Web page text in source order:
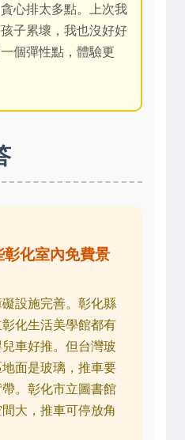
心排太多點。上次我
子累壞，我也沒好好
個彈性點，體驗更
化室內免費景
設施完善。彰化縣
化生活美學館都有
車好推。但台灣玻
面是玻璃，推車要
。彰化市立圖書館
大，推車可停放角